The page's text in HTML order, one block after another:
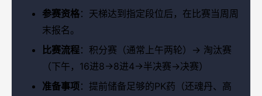
参赛资格：天梯达到指定段位后，在比赛当周周
末报名。
比赛流程：积分赛（通常上午两轮）→ 淘汰赛
（下午，16进8→8进4→半决赛→决赛）
准备事项：提前储备足够的PK药（还魂丹、高